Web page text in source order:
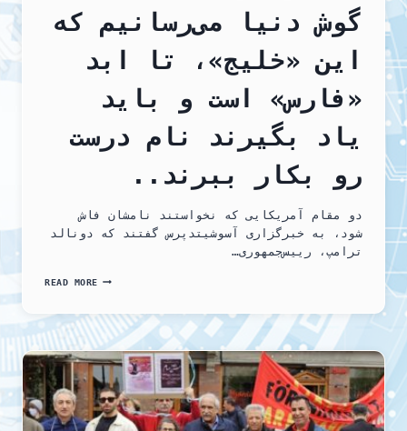
گوش دنیا می‌رسانیم که
این «خلیج»، تا ابد
«فارس» است و باید
یاد بگیرند نام درست
رو بکار ببرند..
دو مقام آمریکایی که نخواستند نامشان فاش
شود، به خبرگزاری آسوشیتدپرس گفتند که دونالد
ترامپ، رییس‌جمهوری…
READ MOREیک‌بار
به
گوش
دنیا
می‌رسانیم
که
این
«خلیج»،
تا